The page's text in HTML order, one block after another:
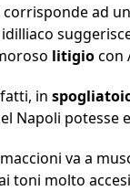
corrisponde
litigiocon
in
Napoli
va a
toni molto